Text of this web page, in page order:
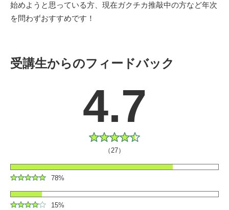
始めようと思っている方、現在ガクチカ推敲中の方など年次
を問わずおすすめです！
受講生からのフィードバック
4.7
（27）
78%
15%